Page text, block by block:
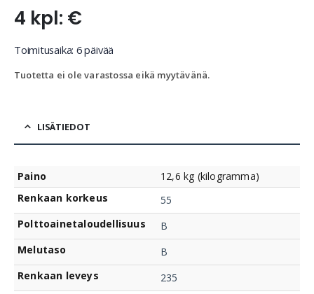
4 kpl: €
Toimitusaika: 6 päivää
Tuotetta ei ole varastossa eikä myytävänä.
LISÄTIEDOT
Paino
12,6 kg (kilogramma)
Renkaan korkeus
55
Polttoainetaloudellisuus
B
Melutaso
B
Renkaan leveys
235